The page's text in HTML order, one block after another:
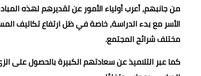
من جانبهم، أعرب أولياء الأمور عن تقديرهم لهذه
الأسر مع بدء الدراسة، خاصة في ظل ارتفاع تكاليف
مختلف شرائح المجتمع.
كما عبر التلاميذ عن سعادتهم الكبيرة بالحصول على